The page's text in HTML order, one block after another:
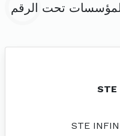
تحت الرقم
STE
STE